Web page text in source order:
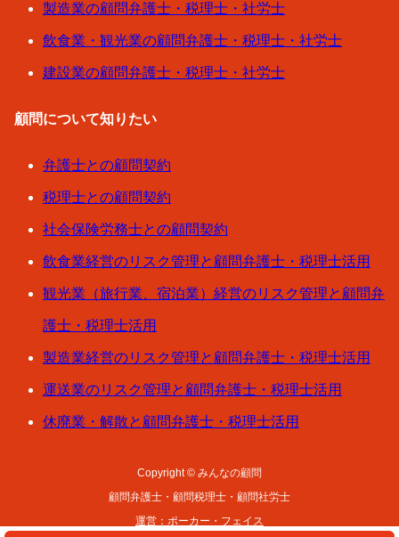
製造業の顧問弁護士・税理士・社労士
飲食業・観光業の顧問弁護士・税理士・社労士
建設業の顧問弁護士・税理士・社労士
顧問について知りたい
弁護士との顧問契約
税理士との顧問契約
社会保険労務士との顧問契約
飲食業経営のリスク管理と顧問弁護士・税理士活用
観光業（旅行業、宿泊業）経営のリスク管理と顧問弁
護士・税理士活用
製造業経営のリスク管理と顧問弁護士・税理士活用
運送業のリスク管理と顧問弁護士・税理士活用
休廃業・解散と顧問弁護士・税理士活用
Copyright © みんなの顧問
顧問弁護士・顧問税理士・顧問社労士
運営：ポーカー・フェイス